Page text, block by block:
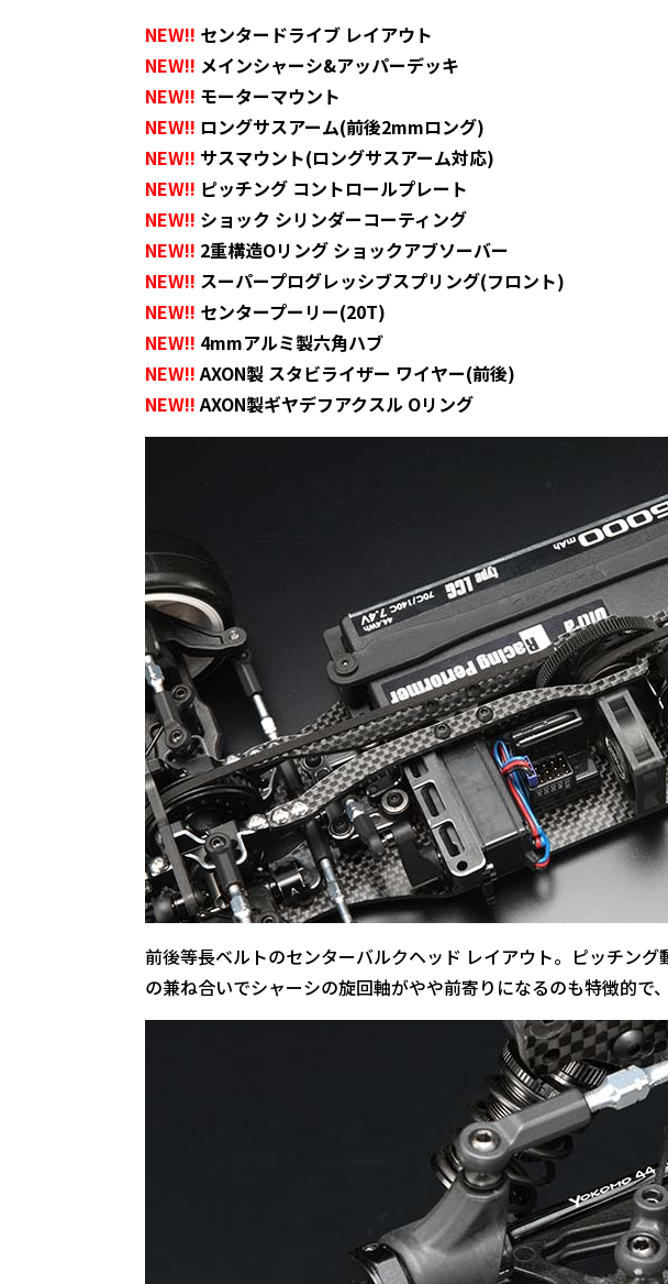
NEW!! センタードライブ レイアウト
NEW!! メインシャーシ&アッパーデッキ
NEW!! モーターマウント
NEW!! ロングサスアーム(前後2mmロング)
NEW!! サスマウント(ロングサスアーム対応)
NEW!! ピッチング コントロールプレート
NEW!! ショック シリンダーコーティング
NEW!! 2重構造Oリング ショックアブソーバー
NEW!! スーパープログレッシブスプリング(フロント)
NEW!! センタープーリー(20T)
NEW!! 4mmアルミ製六角ハブ
NEW!!AXON製 スタビライザー ワイヤー(前後)
NEW!!AXON製ギヤデフアクスル Oリング
前後等長ベルトのセンターバルクヘッド レイアウト。ピッチン
の兼ね合いでシャーシの旋回軸がやや前寄りになるのも特徴的で